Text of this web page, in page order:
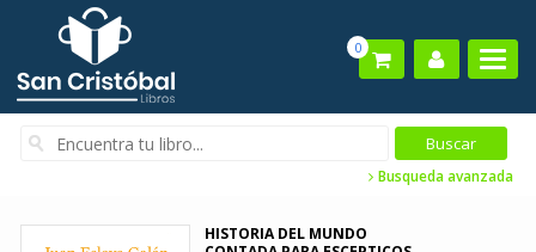
0
Busqueda avanzada
HISTORIA DEL MUNDO